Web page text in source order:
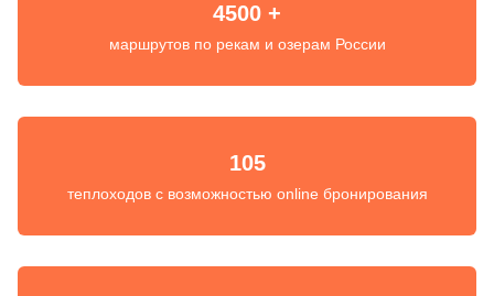
4500 +
маршрутов по рекам и озерам России
105
теплоходов с возможностью online бронирования